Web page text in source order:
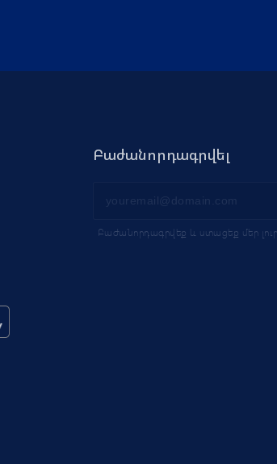
Բաժանորդագրվել
Բաժանորդագրվեք և ստացեք մեր